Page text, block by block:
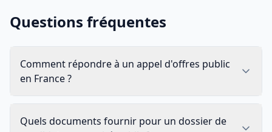
Questions fréquentes
Comment répondre à un appel d'offres public
en France ?
Quels documents fournir pour un dossier de